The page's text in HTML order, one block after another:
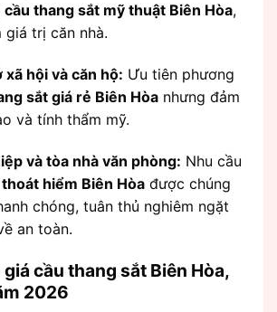
cầu thang sắt mỹ thuật Biên Hòa,
giá trị căn nhà.
xã hội và căn hộ: Ưu tiên phương
sắt giá rẻ Biên Hòa nhưng đảm
và tính thẩm mỹ.
và tòa nhà văn phòng: Nhu cầu
hiểm Biên Hòa được chúng
chóng, tuân thủ nghiêm ngặt
an toàn.
giá cầu thang sắt Biên Hòa,
2026